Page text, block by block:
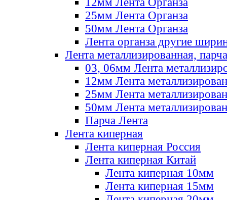
25мм Лента Органза
50мм Лента Органза
Лента органза другие
Лента металлизированная, парча
03, 06мм Лента
12мм Лента
25мм Лента
50мм Лента
Парча Лента
Лента киперная
Лента киперная Россия
Лента киперная Китай
Лента киперная 10мм
Лента киперная 15мм